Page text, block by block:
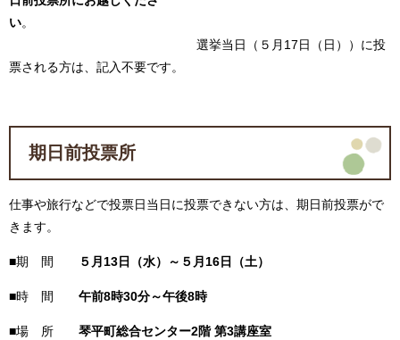
い。
選挙当日（５月17日（日））に投
票される方は、記入不要です。
期日前投票所
仕事や旅行などで投票日当日に投票できない方は、期日前投票がで
きます。
■期 間 ５月13日（水）～５月16日（土）
■時 間 午前8時30分～午後8時
■場 所 琴平町総合センター2階 第3講座室